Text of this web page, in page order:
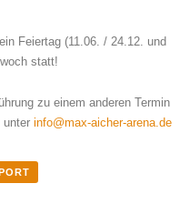
Feiertag (11.06. / 24.12. und
statt!
zu einem anderen Termin
unter info@max-aicher-arena.de